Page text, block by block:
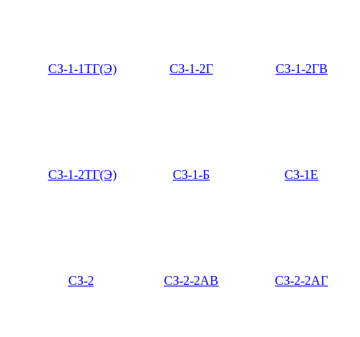
СЗ-1-1ТГ(Э) СЗ-1-2Г СЗ-1-2ГВ
СЗ-1-2ТГ(Э) СЗ-1-Б СЗ-1Е
СЗ-2 СЗ-2-2АВ СЗ-2-2АГ